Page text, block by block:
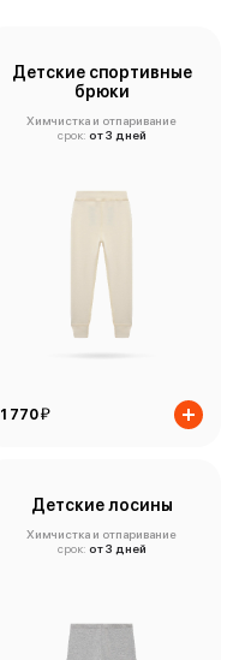
Детские спортивные
брюки
Химчистка и отпаривание
срок: от 3 дней
1 770й
Детские лосины
Химчистка и отпаривание
срок: от 3 дней